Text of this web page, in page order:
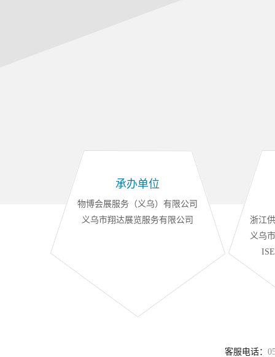
承办单位
物博会展服务（义乌）有限公司
义乌市翔达展览服务有限公司
浙江
义乌
客服电话：